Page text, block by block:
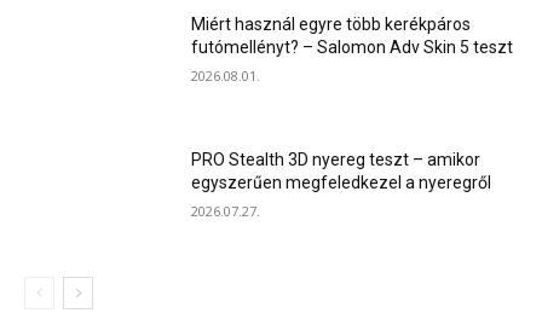
Miért használ egyre több kerékpáros
futómellényt? – Salomon Adv Skin 5 teszt
2026.08.01.
PRO Stealth 3D nyereg teszt – amikor
egyszerűen megfeledkezel a nyeregről
2026.07.27.